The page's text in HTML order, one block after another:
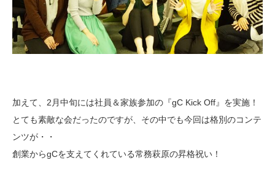
加えて、2月中旬には社員＆家族参加の『gC Kick Off』を実施！
とても素敵な会だったのですが、その中でも今回は格別のコンテ
ンツが・・
創業からgCを支えてくれている常務萩原の昇格祝い！